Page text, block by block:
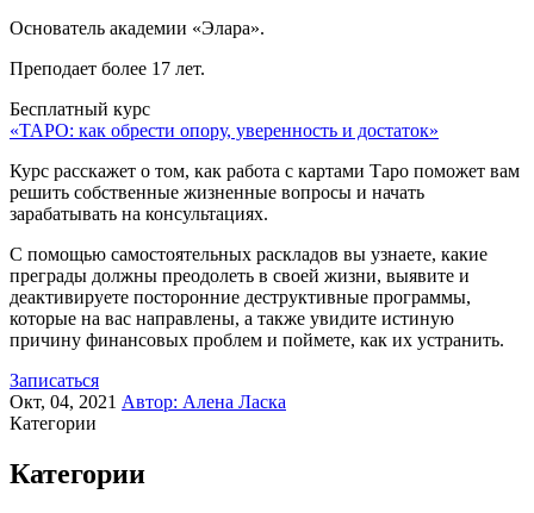
Основатель академии «Элара».
Преподает более 17 лет.
Бесплатный курс
«ТАРО: как обрести опору, уверенность и достаток»
Курс расскажет о том, как работа с картами Таро поможет вам
решить собственные жизненные вопросы и начать
зарабатывать на консультациях.
С помощью самостоятельных раскладов вы узнаете, какие
преграды должны преодолеть в своей жизни, выявите и
деактивируете посторонние деструктивные программы,
которые на вас направлены, а также увидите истиную
причину финансовых проблем и поймете, как их устранить.
Записаться
Окт, 04, 2021 Автор: Алена Ласка
Категории
Категории